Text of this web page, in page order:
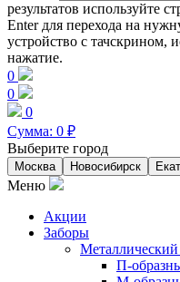
результатов используйте
Enter для перехода на
устройство с тачскрином,
нажатие.
0
0
0
Сумма: 0 ₽
Выберите город
Москва Новосибирск
Меню
Акции
Заборы
П-